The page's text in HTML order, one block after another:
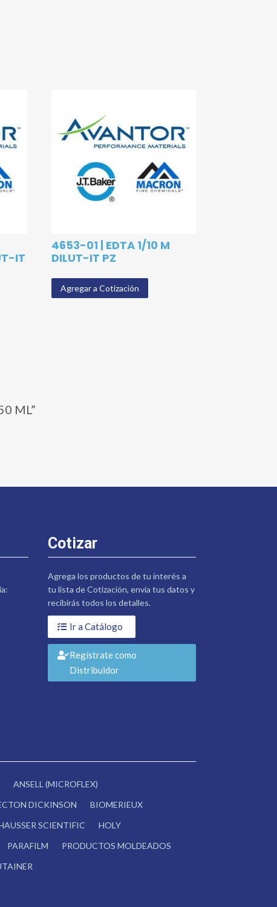
IT
4653-01 | EDTA 1/10 M
DILUT-IT PZ
Agregar a Cotización
ML”
Cotizar
Agrega los productos de tu interés a
tu lista de Cotización, envía tus datos y
recibirás todos los detalles.
Ir a Catálogo
Regístrate como
Distribuidor
ANSELL (MICROFLEX)
DICKINSON
BIOMERIEUX
SCIENTIFIC
HOLY
PARAFILM
PRODUCTOS MOLDEADOS